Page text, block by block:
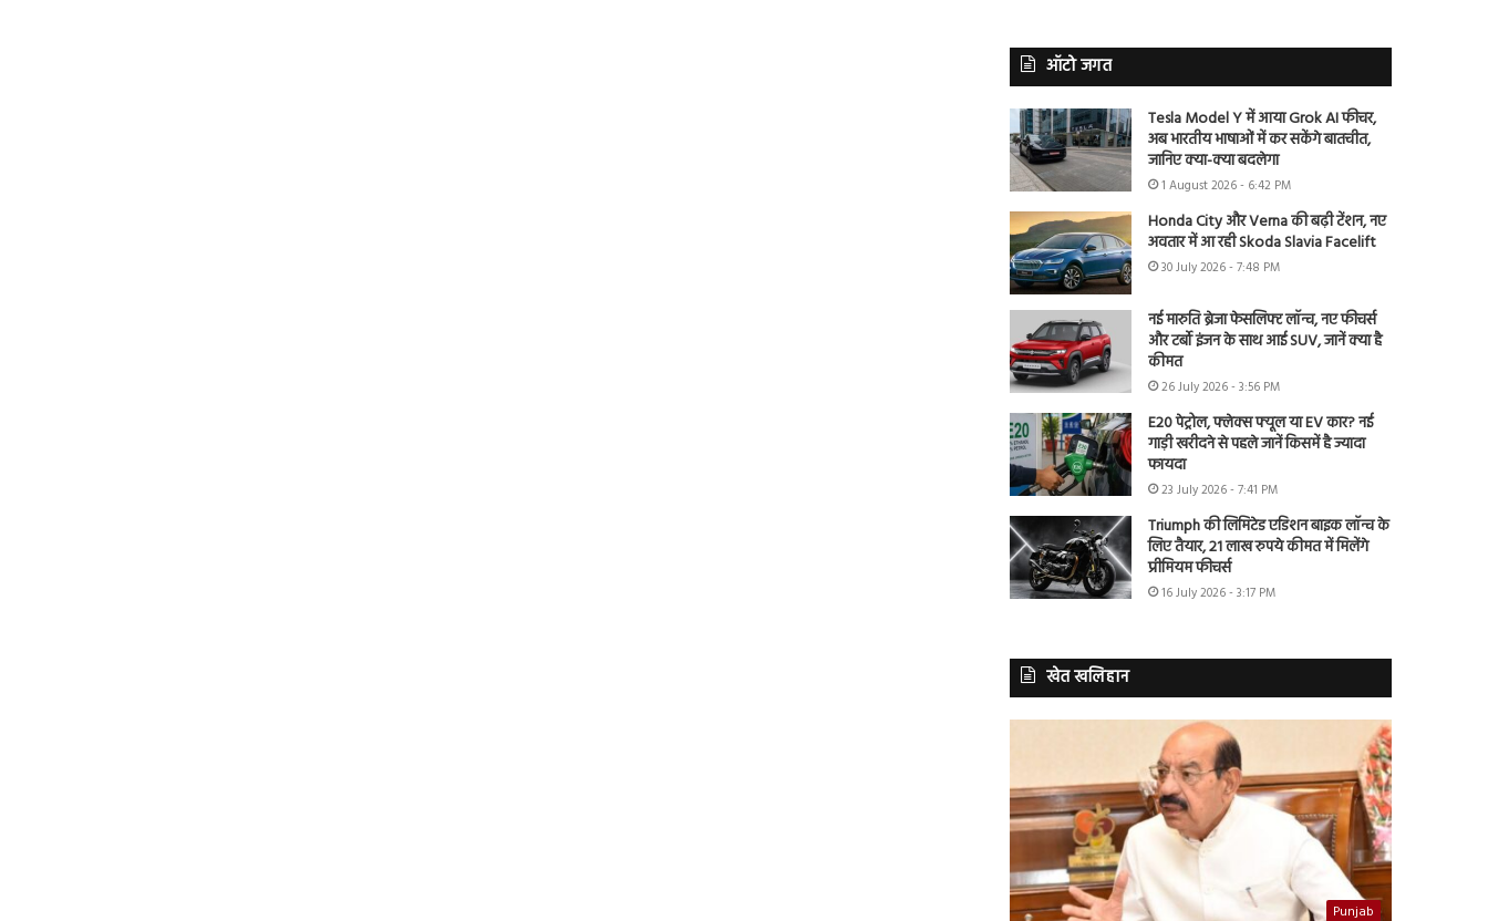
ऑटो जगत
Tesla Model Y में आया Grok AI फीचर,
अब भारतीय भाषाओं में कर सकेंगे बातचीत,
जानिए क्या-क्या बदलेगा
1 August 2026 - 6:42 PM
Honda City और Verna की बढ़ी टेंशन, नए
अवतार में आ रही Skoda Slavia Facelift
30 July 2026 - 7:48 PM
नई मारुति ब्रेजा फेसलिफ्ट लॉन्च, नए फीचर्स
और टर्बो इंजन के साथ आई SUV, जानें क्या है
कीमत
26 July 2026 - 3:56 PM
E20 पेट्रोल, फ्लेक्स फ्यूल या EV कार? नई
गाड़ी खरीदने से पहले जानें किसमें है ज्यादा
फायदा
23 July 2026 - 7:41 PM
Triumph की लिमिटेड एडिशन बाइक लॉन्च के
लिए तैयार, 21 लाख रुपये कीमत में मिलेंगे
प्रीमियम फीचर्स
16 July 2026 - 3:17 PM
खेत खलिहान
Punjab